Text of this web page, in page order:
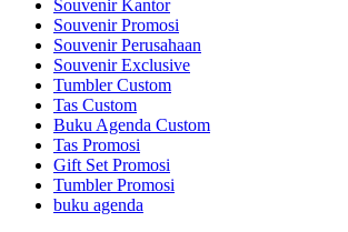
Souvenir Kantor
Souvenir Promosi
Souvenir Perusahaan
Souvenir Exclusive
Tumbler Custom
Tas Custom
Buku Agenda Custom
Tas Promosi
Gift Set Promosi
Tumbler Promosi
buku agenda